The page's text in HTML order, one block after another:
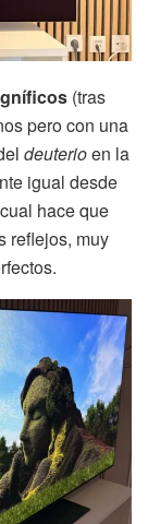
(tras
pero con una
deuterioen la
igual desde
hace que
reflejos, muy